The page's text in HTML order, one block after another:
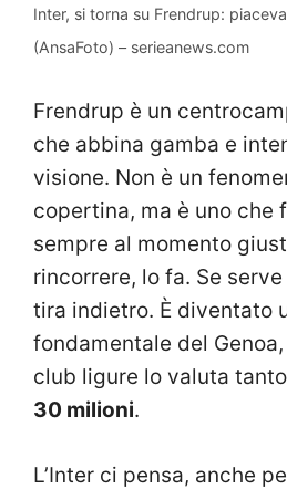
Inter, si torna su Frendrup:
(AnsaFoto) – serieanews.com
Frendrup è un
che abbina gamba e
visione. Non è un
copertina, ma è uno che
sempre al momento
rincorrere, lo fa. Se
tira indietro. È diventato
fondamentale del
club ligure lo valuta
30 milioni.
L’Inter ci pensa, anche